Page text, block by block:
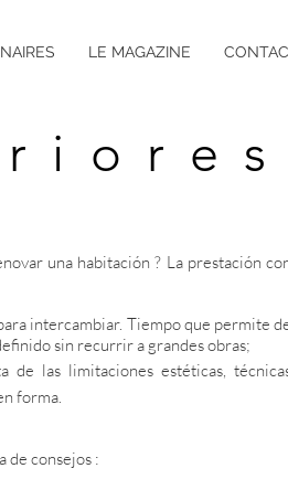
LE MAGAZINE
una habitación ? La prestación
intercambiar. Tiempo que permite
sin recurrir a grandes obras;
de las limitaciones estéticas,
forma.
de consejos :